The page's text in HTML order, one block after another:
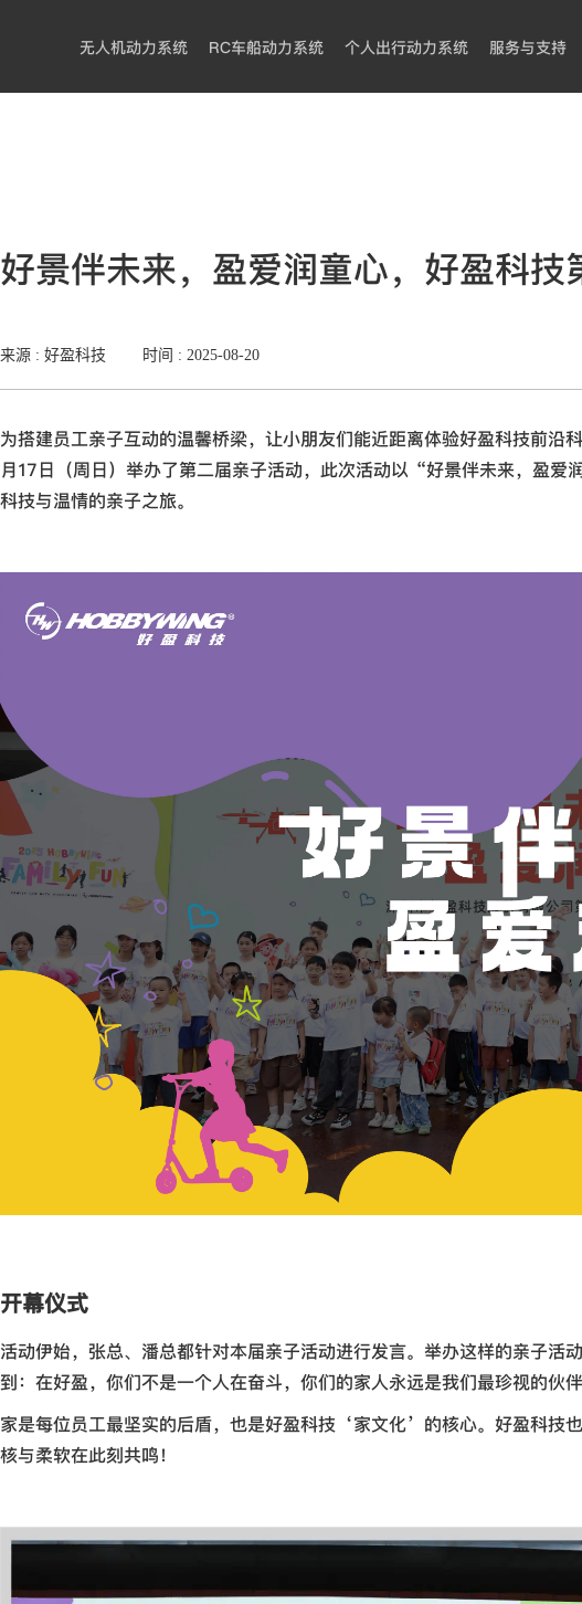
无人机动力系统 RC车船动力系统 个人出行动力系统 服务与支持
好景伴未来，盈爱润童心，好盈科技
来源 : 好盈科技 时间 : 2025-08-20
为搭建员工亲子互动的温馨桥梁，让小朋友们能近距离体验好盈科技前
月17日（周日）举办了第二届亲子活动，此次活动以“好景伴未来，盈
科技与温情的亲子之旅。
开幕仪式
活动伊始，张总、潘总都针对本届亲子活动进行发言。举办这样的亲子
到：在好盈，你们不是一个人在奋斗，你们的家人永远是我们最珍视的伙伴
家是每位员工最坚实的后盾，也是好盈科技‘家文化’的核心。好盈科
核与柔软在此刻共鸣！